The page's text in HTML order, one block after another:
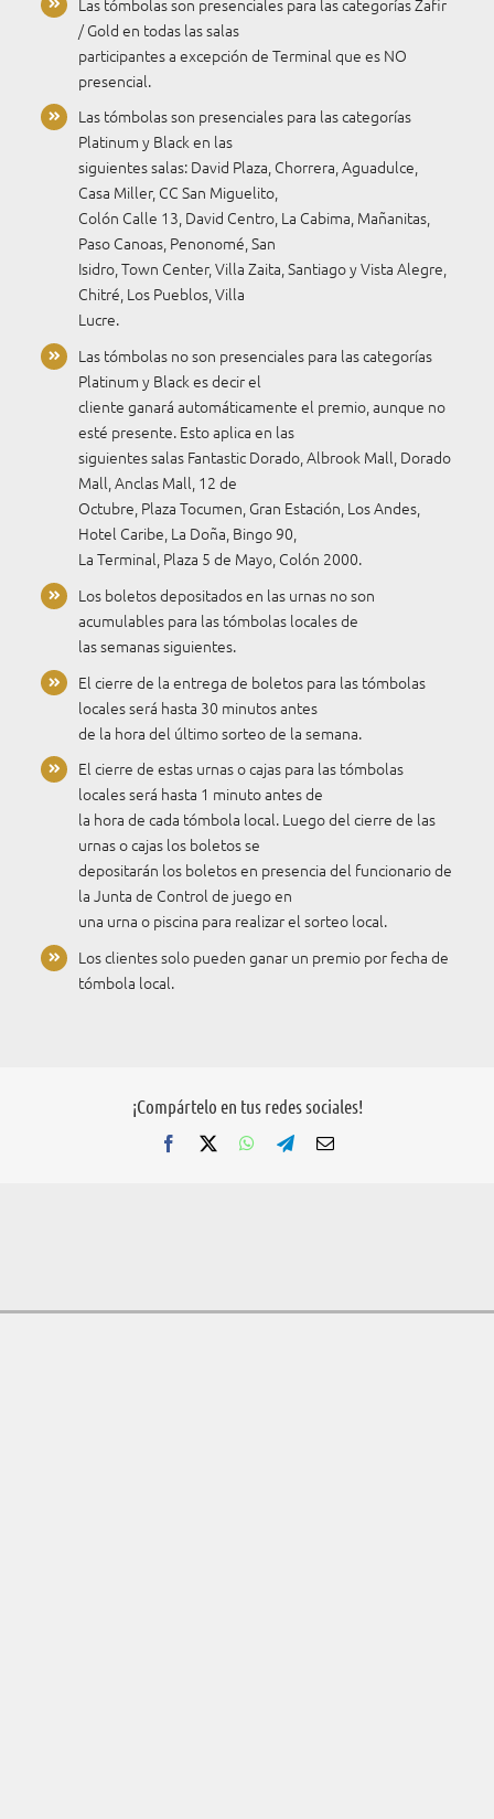
/ Gold en todas las salas
participantes a excepción de Terminal que es NO
presencial.
Las tómbolas son presenciales para las categorías
Platinum y Black en las
siguientes salas: David Plaza, Chorrera, Aguadulce,
Casa Miller, CC San Miguelito,
Colón Calle 13, David Centro, La Cabima, Mañanitas,
Paso Canoas, Penonomé, San
Isidro, Town Center, Villa Zaita, Santiago y Vista Alegre,
Chitré, Los Pueblos, Villa
Lucre.
Las tómbolas no son presenciales para las categorías
Platinum y Black es decir el
cliente ganará automáticamente el premio, aunque no
esté presente. Esto aplica en las
siguientes salas Fantastic Dorado, Albrook Mall, Dorado
Mall, Anclas Mall, 12 de
Octubre, Plaza Tocumen, Gran Estación, Los Andes,
Hotel Caribe, La Doña, Bingo 90,
La Terminal, Plaza 5 de Mayo, Colón 2000.
Los boletos depositados en las urnas no son
acumulables para las tómbolas locales de
las semanas siguientes.
El cierre de la entrega de boletos para las tómbolas
locales será hasta 30 minutos antes
de la hora del último sorteo de la semana.
El cierre de estas urnas o cajas para las tómbolas
locales será hasta 1 minuto antes de
la hora de cada tómbola local. Luego del cierre de las
urnas o cajas los boletos se
depositarán los boletos en presencia del funcionario de
la Junta de Control de juego en
una urna o piscina para realizar el sorteo local.
Los clientes solo pueden ganar un premio por fecha de
tómbola local.
¡Compártelo en tus redes sociales!
Facebook WhatsApp
TelegramCorreo